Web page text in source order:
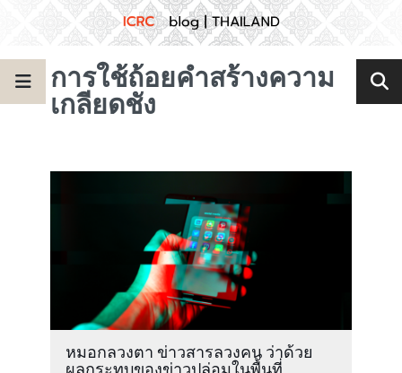
การใช้ถ้อยคำสร้างความ
เกลียดชัง
หมอกลวงตา ข่าวสารลวงคน ว่าด้วย